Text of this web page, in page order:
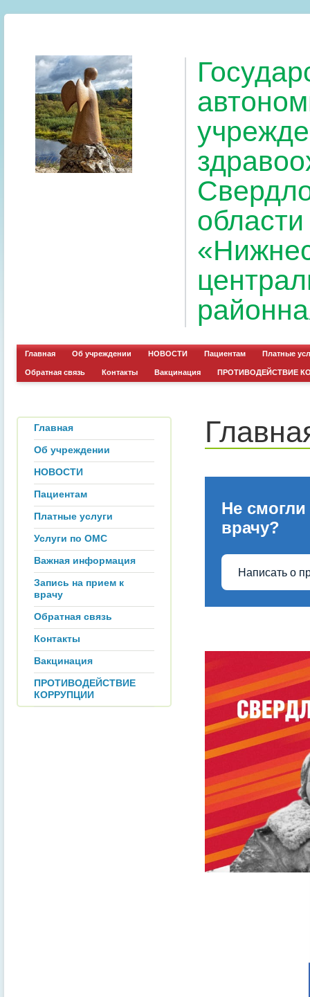
области
Главная Об учреждении НОВОСТИ Пациентам Платные
Обратная связь Контакты Вакцинация ПРОТИВОДЕЙСТВИЕ
Главная
Об учреждении
НОВОСТИ
Пациентам
Платные услуги
Услуги по ОМС
Важная информация
Запись на прием к
врачу
Обратная связь
Контакты
Вакцинация
ПРОТИВОДЕЙСТВИЕ
КОРРУПЦИИ
Не смогли
врачу?
Написать о